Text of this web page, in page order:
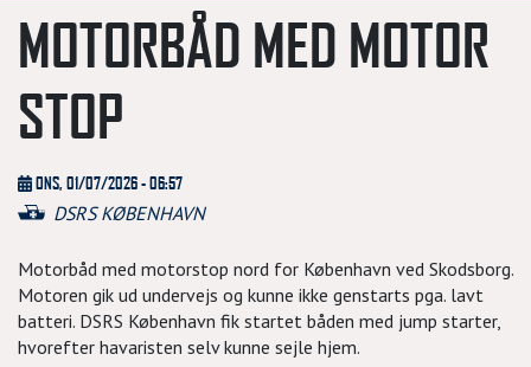
MOTORBÅD MED MOTOR
STOP
ONS, 01/07/2026 - 06:57
DSRS KØBENHAVN
Motorbåd med motorstop nord for København ved Skodsborg.
Motoren gik ud undervejs og kunne ikke genstarts pga. lavt
batteri. DSRS København fik startet båden med jump starter,
hvorefter havaristen selv kunne sejle hjem.